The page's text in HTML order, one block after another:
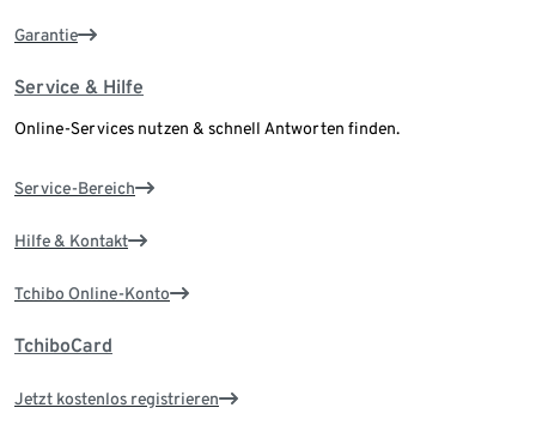
Garantie
Service & Hilfe
Online-Services nutzen & schnell Antworten finden.
Service-Bereich
Hilfe & Kontakt
Tchibo Online-Konto
TchiboCard
Jetzt kostenlos registrieren